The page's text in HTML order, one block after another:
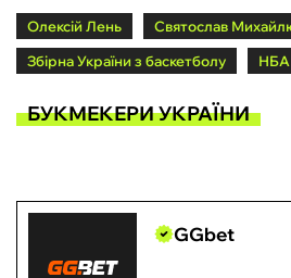
Олексій Лень
Святослав
Збірна України з баскетболу
НБА
БУКМЕКЕРИ УКРАЇНИ
GGbet